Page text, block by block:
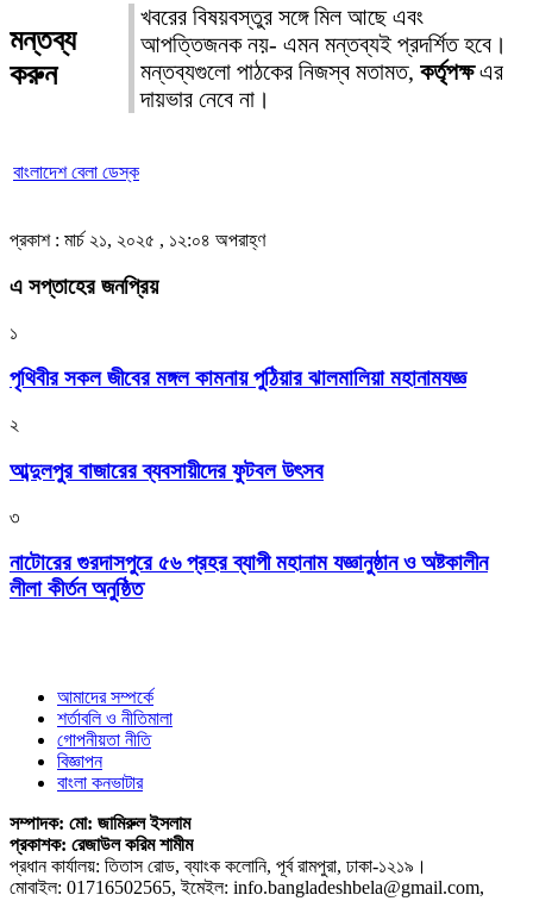
মন্তব্য
করুন
খবরের বিষয়বস্তুর সঙ্গে মিল আছে এবং
আপত্তিজনক নয়- এমন মন্তব্যই প্রদর্শিত হবে।
মন্তব্যগুলো পাঠকের নিজস্ব মতামত, কর্তৃপক্ষএর
দায়ভার নেবে না।
বাংলাদেশ বেলা ডেস্ক
প্রকাশ : মার্চ ২১, ২০২৫ , ১২:০৪ অপরাহ্ণ
এ সপ্তাহের জনপ্রিয়
১
পৃথিবীর সকল জীবের মঙ্গল কামনায় পুঠিয়ার ঝালমালিয়া মহানামযজ্ঞ
২
আব্দুলপুর বাজারের ব্যবসায়ীদের ফুটবল উৎসব
৩
নাটোরের গুরদাসপুরে ৫৬ প্রহর ব্যাপী মহানাম যজ্ঞানুষ্ঠান ও অষ্টকালীন
লীলা কীর্তন অনুষ্ঠিত
আমাদের সম্পর্কে
শর্তাবলি ও নীতিমালা
গোপনীয়তা নীতি
বিজ্ঞাপন
বাংলা কনভাটার
সম্পাদক: মো: জামিরুল ইসলাম
প্রকাশক: রেজাউল করিম শামীম
প্রধান কার্যালয়: তিতাস রোড, ব্যাংক কলোনি, পূর্ব রামপুরা, ঢাকা-১২১৯।
মোবাইল: 01716502565, ইমেইল: info.bangladeshbela@gmail.com,